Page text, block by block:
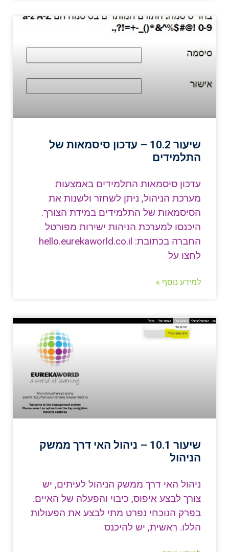
שיעור 10.2 – עדכון סיסמאות של
התלמידים
עדכון סיסמאות התלמידים באמצעות
מערכת הניהול, ניתן לשחזר ולשנות את
הסיסמאות של התלמידים במידת הצורך.
היכנסו למערכת הניהות ישירות מפורטל
החברה בכתובת: hello.eurekaworld.co.il
לחצו על
למידע נוסף »
שיעור 10.1 – ניהול האי דרך ממשק
הניהול
ניהול האי דרך ממשק הניהול לעיתים, יש
צורך לבצע איפוס, כיבוי והפעלה של האיים.
בפרק הנוכחי נפרט מתי לבצע את הפעולות
הללו. ראשית, יש להיכנס